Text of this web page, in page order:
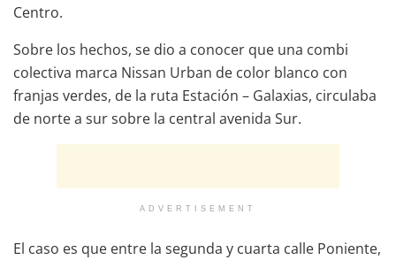
Centro.
Sobre los hechos, se dio a conocer que una combi
colectiva marca Nissan Urban de color blanco con
franjas verdes, de la ruta Estación – Galaxias, circulaba
de norte a sur sobre la central avenida Sur.
ADVERTISEMENT
El caso es que entre la segunda y cuarta calle Poniente,